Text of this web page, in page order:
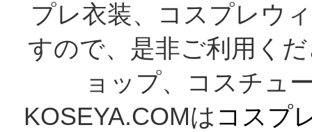
プレ衣装、コスプレウ
すので、是非ご利用く
ョップ、コスチュ
KOSEYA.COMは コスプ